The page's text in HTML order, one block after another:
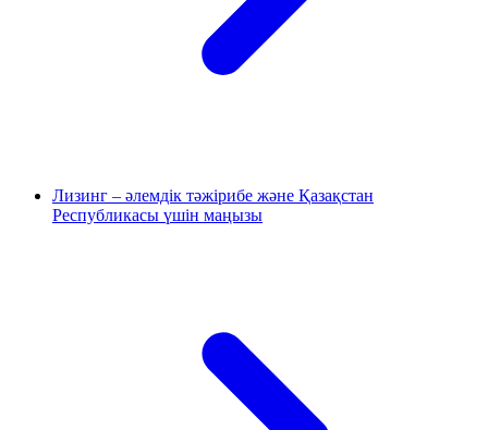
Лизинг – әлемдік тәжірибе және Қазақстан
Республикасы үшін маңызы